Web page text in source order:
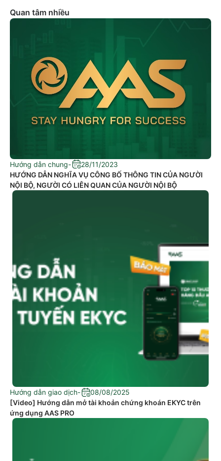
Quan tâm nhiều
Hướng dẫn chung-
28/11/2023
HƯỚNG DẪN NGHĨA VỤ CÔNG BỐ THÔNG TIN CỦA NGƯỜI
NỘI BỘ, NGƯỜI CÓ LIÊN QUAN CỦA NGƯỜI NỘI BỘ
Hướng dẫn giao dịch-
08/08/2025
[Video] Hướng dẫn mở tài khoản chứng khoán EKYC trên
ứng dụng AAS PRO